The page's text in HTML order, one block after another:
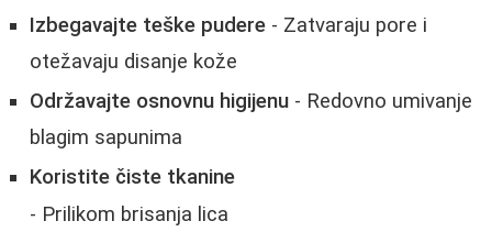
Izbegavajte teške pudere - Zatvaraju pore i
otežavaju disanje kože
Održavajte osnovnu higijenu - Redovno umivanje
blagim sapunima
Koristite čiste tkanine
- Prilikom brisanja lica